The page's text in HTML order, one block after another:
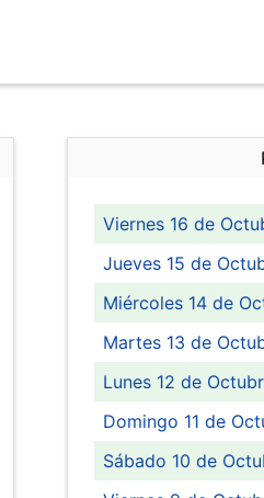
Viernes 16 de
Jueves 15 de
Miércoles 14 de
Martes 13 de
Lunes 12 de
Domingo 11 de
Sábado 10 de